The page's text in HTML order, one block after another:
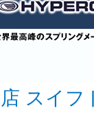
スイフ